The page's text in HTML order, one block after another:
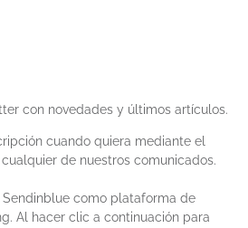
con novedades y últimos artículos.
cuando quiera mediante el
de nuestros comunicados.
Sendinblue como plataforma de
Al hacer clic a continuación para